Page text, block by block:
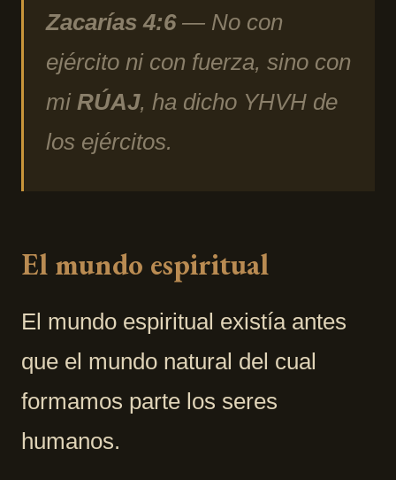
Zacarías 4:6— No con
ejército ni con fuerza, sino con
mi RÚAJ, ha dicho YHVH de
los ejércitos.
El mundo espiritual
El mundo espiritual existía antes
que el mundo natural del cual
formamos parte los seres
humanos.